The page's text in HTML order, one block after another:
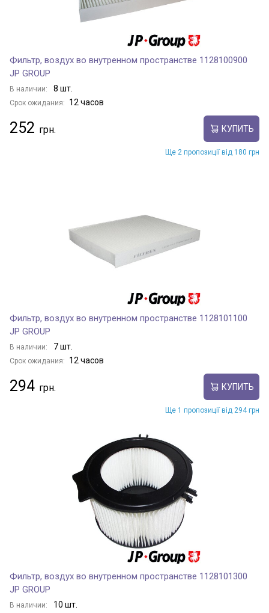
Фильтр, воздух во внутренном пространстве 1128100900
JP GROUP
В наличии: 8 шт.
Срок ожидания: 12 часов
252 КУПИТЬ
Ще 2 пропозиції від 180 грн
Фильтр, воздух во внутренном пространстве 1128101100
JP GROUP
В наличии: 7 шт.
Срок ожидания: 12 часов
294 КУПИТЬ
Ще 1 пропозиції від 294 грн
Фильтр, воздух во внутренном пространстве 1128101300
JP GROUP
В наличии: 10 шт.